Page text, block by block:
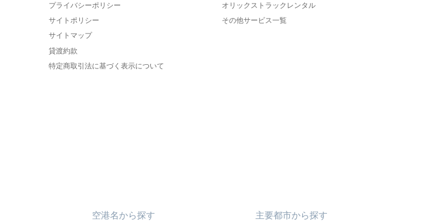
プライバシーポリシー
サイトポリシー
サイトマップ
貸渡約款
特定商取引法に基づく表示について
オリックストラックレンタル
その他サービス一覧
空港名から探す 主要都市から探す